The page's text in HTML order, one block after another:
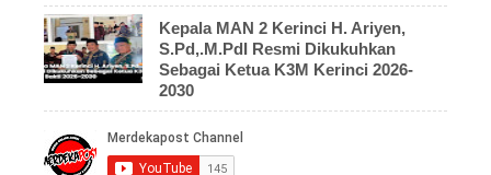
Kepala MAN 2 Kerinci H. Ariyen,
S.Pd,.M.PdI Resmi Dikukuhkan
Sebagai Ketua K3M Kerinci 2026-
2030